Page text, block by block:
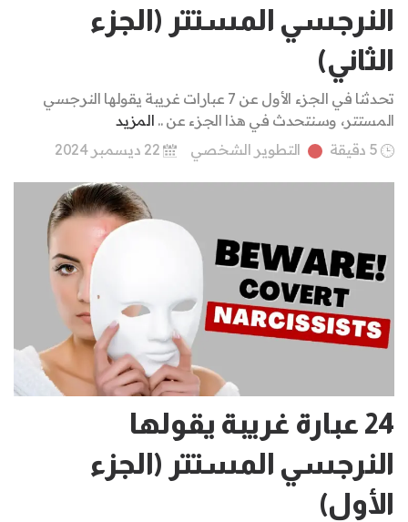
النرجسي المستتر (الجزء
الثاني)
تحدثنا في الجزء الأول عن 7 عبارات غريبة يقولها النرجسي
المستتر، وسنتحدث في هذا الجزء عن .. المزيد
5 دقيقة
التطوير الشخصي 22 ديسمبر 2024
24 عبارة غريبة يقولها
النرجسي المستتر (الجزء
الأول)